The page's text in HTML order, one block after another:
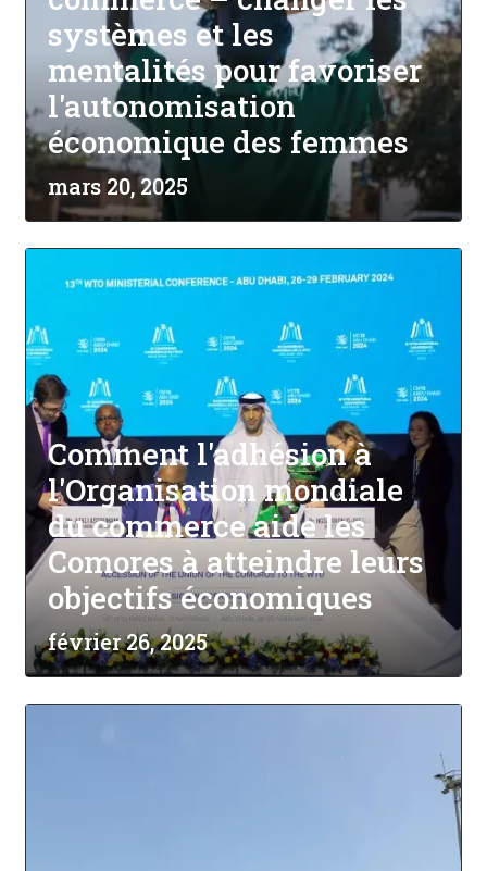
systèmes et les
mentalités pour favoriser
l'autonomisation
économique des femmes
mars 20, 2025
Comment l'adhésion à
l'Organisation mondiale
du commerce aide les
Comores à atteindre leurs
objectifs économiques
février 26, 2025